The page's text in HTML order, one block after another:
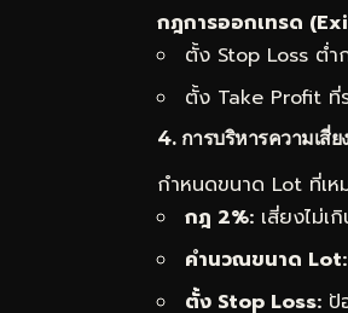
กฎการออกเทรด
ตั้ง Stop Loss ต่ำ
ตั้ง Take Profit ที่
4. การบริหารความเสี่
กำหนดขนาด Lot ที่เห
กฎ 2%: เสี่ยงไม่เ
คำนวณขนาด Lot:
ตั้ง Stop Loss: ป้